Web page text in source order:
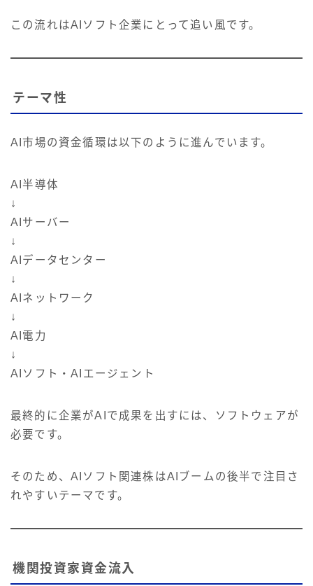
この流れはAIソフト企業にとって追い風です。
テーマ性
AI市場の資金循環は以下のように進んでいます。
AI半導体
↓
AIサーバー
↓
AIデータセンター
↓
AIネットワーク
↓
AI電力
↓
AIソフト・AIエージェント
最終的に企業がAIで成果を出すには、ソフトウェアが
必要です。
そのため、AIソフト関連株はAIブームの後半で注目さ
れやすいテーマです。
機関投資家資金流入